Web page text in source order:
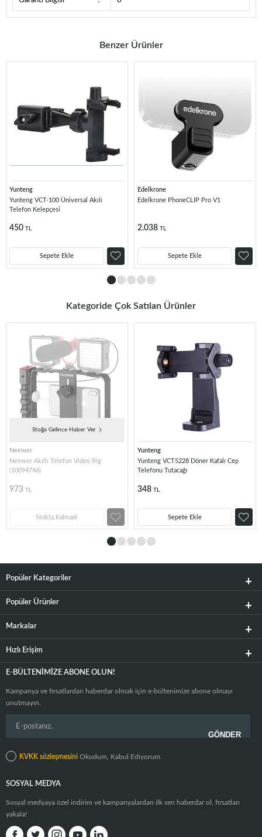
Benzer Ürünler
Yunteng
Yunteng VCT-100 Üniversal Akılı
Telefon Kelepçesi
450 TL
Sepete Ekle
Edelkrone
Edelkrone PhoneCLIP Pro V1
2.038 TL
Sepete Ekle
Kategoride Çok Satılan Ürünler
Stoğa Gelince Haber Ver
Neewer
Neewer Akıllı Telefon Video Rig
(10094746)
973 TL
Stokta Kalmadı
Yunteng
Yunteng VCT5228 Döner Kafalı Cep
Telefonu Tutacağı
348 TL
Sepete Ekle
Popüler Kategoriler
Popüler Ürünler
Markalar
Hızlı Erişim
E-BÜLTENIMIZE ABONE OLUN!
Kampanya ve fırsatlardan haberdar olmak için e-bültenimize abone olmayı
unutmayın.
KVKK sözleşmesini Okudum, Kabul Ediyorum.
SOSYAL MEDYA
Sosyal medyaya özel indirim ve kampanyalardan ilk sen haberdar ol, fırsatları
yakala!